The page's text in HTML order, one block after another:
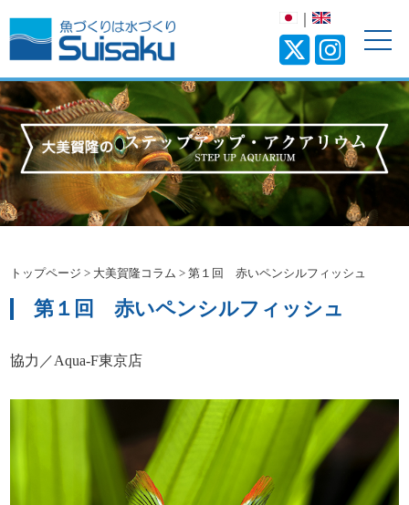
トップページ > 大美賀隆コラム >第１回 赤いペンシルフィッシュ
第１回 赤いペンシルフィッシュ
協力／Aqua-F東京店